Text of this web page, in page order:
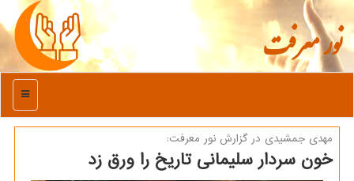
نور معرفت
منو
مهدی جمشیدی در گزارش نور معرفت:
خون سردار سلیمانی تاریخ را ورق زد